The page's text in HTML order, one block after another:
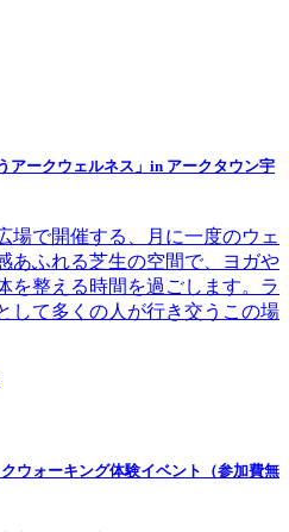
アークウェルネス」in アークタウン宇
場で開催する、月に一度のウェ
あふれる芝生の空間で、ヨガや
を整える時間を過ごします。ラ
して多くの人が行き交うこの場
ウォーキング体験イベント（参加費無